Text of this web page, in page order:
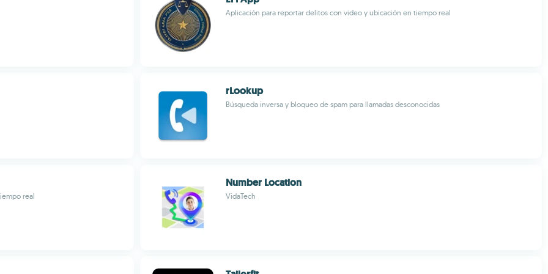
Aplicación para reportar delitos con video y ubicación en tiempo real
rLookup
Búsqueda inversa y bloqueo de spam para llamadas desconocidas
real
Number Location
VidaTech